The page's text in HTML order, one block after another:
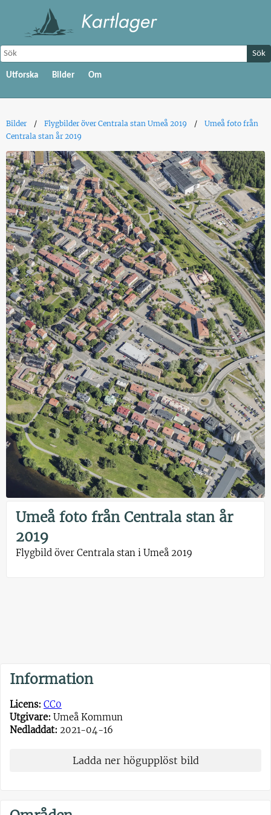
Sök
Utforska Bilder Om
Bilder Flygbilder över Centrala stan Umeå 2019
Umeå foto från
Centrala stan år 2019
Umeå foto från Centrala stan år
2019
Flygbild över Centrala stan i Umeå 2019
Information
Licens: CC0
Utgivare: Umeå Kommun
Nedladdat: 2021-04-16
Ladda ner högupplöst bild